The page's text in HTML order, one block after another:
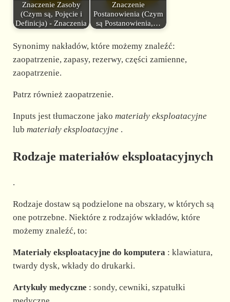
Znaczenie Zasoby
(Czym są, Pojęcie i
Definicja) - Znaczenia
Znaczenie
Postanowienia (Czym
są Postanowienia,…
Synonimy nakładów, które możemy znaleźć:
zaopatrzenie, zapasy, rezerwy, części zamienne,
zaopatrzenie.
Patrz również zaopatrzenie.
Inputs jest tłumaczone jako materiały eksploatacyjne
lub materiały eksploatacyjne .
Rodzaje materiałów eksploatacyjnych
.
Rodzaje dostaw są podzielone na obszary, w których są
one potrzebne. Niektóre z rodzajów wkładów, które
możemy znaleźć, to:
Materiały eksploatacyjne do komputera: klawiatura,
twardy dysk, wkłady do drukarki.
Artykuły medyczne : sondy, cewniki, szpatułki